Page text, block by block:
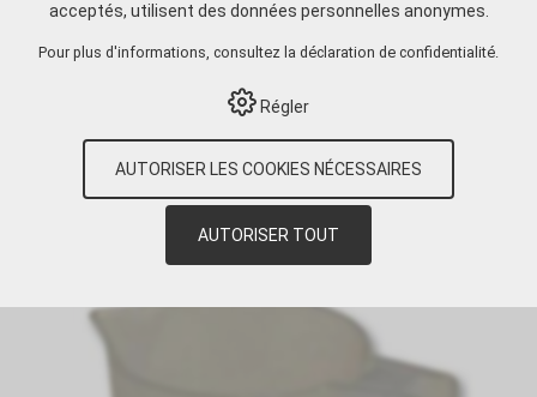
HOME
TECHNIQUE DE
MESURE / PULVÉRISATEUR /
MESUREUR DE LIQUIDE
Par défaut|N| Description|CHF
acceptés, utilisent des données personnelles anonymes.
Pour plus d'informations, consultez la déclaration de confidentialité.
Régler
AUTORISER LES COOKIES NÉCESSAIRES
AUTORISER TOUT